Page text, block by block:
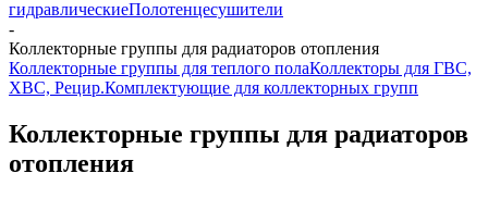
гидравлическиеПолотенцесушители
-
Коллекторные группы для радиаторов отопления
Коллекторные группы для теплого полаКоллекторы для ГВС,
ХВС, Рецир.Комплектующие для коллекторных групп
Коллекторные группы для радиаторов
отопления